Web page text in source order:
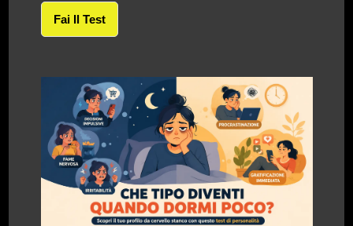
Fai Il Test